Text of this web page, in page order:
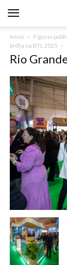
Inicio
Figuras
brilha na BTL 2025
Rio